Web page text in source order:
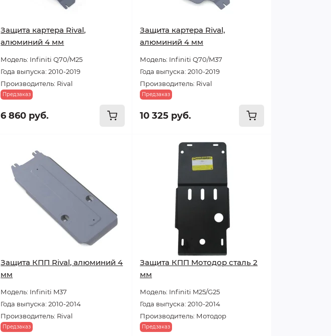
Защита картера Rival,
алюминий 4 мм
Модель: Infiniti Q70/M25
Года выпуска: 2010-2019
Производитель: Rival
Предзаказ
6 860 руб.
Защита картера Rival,
алюминий 4 мм
Модель: Infiniti Q70/M37
Года выпуска: 2010-2019
Производитель: Rival
Предзаказ
10 325 руб.
Защита КПП Rival, алюминий 4
мм
Модель: Infiniti M37
Года выпуска: 2010-2014
Производитель: Rival
Предзаказ
Защита КПП Мотодор сталь 2
мм
Модель: Infiniti M25/G25
Года выпуска: 2010-2014
Производитель: Мотодор
Предзаказ